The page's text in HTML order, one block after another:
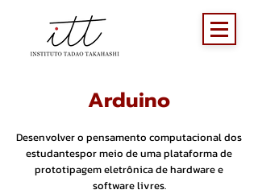
Arduino
Desenvolver o pensamento computacional dos
estudantespor meio de uma plataforma de
prototipagem eletrônica de hardware e
software livres.